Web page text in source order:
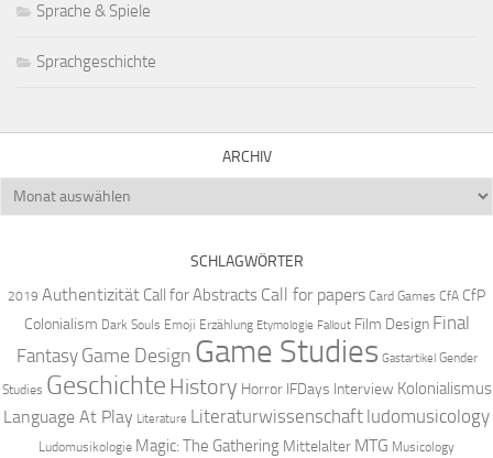
Sprache & Spiele
Sprachgeschichte
ARCHIV
Archiv
SCHLAGWÖRTER
2019 Authentizität Call for Abstracts Call for papers Card Games CfA CfP
Colonialism Dark Souls Emoji Erzählung Etymologie Fallout Film Design Final
Fantasy Game Design Game Studies Gastartikel Gender
Studies Geschichte History Horror IFDays Interview Kolonialismus
Language At Play Literature Literaturwissenschaft ludomusicology
Ludomusikologie Magic: The Gathering Mittelalter MTG Musicology